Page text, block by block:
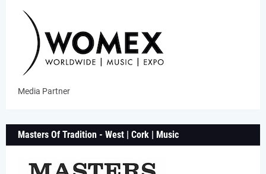
Media Partner
Masters Of Tradition - West | Cork | Music